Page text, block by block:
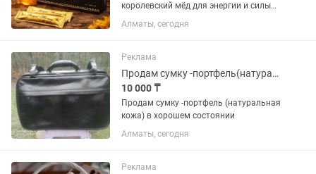
королевский мёд для энергии и силы
Royal Honey VIP — это премиальный
натуральный мёд в удобных стиках,
выносливости и мужской силы....
Алматы, сегодня
Реклама
Продам сумку -портфель(натуральная кожа)в хорошем состоянии
10 000 ₸
Продам сумку -портфель (натуральная
кожа) в хорошем состоянии
Алматы, сегодня
Реклама